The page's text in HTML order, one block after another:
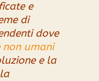
e
di
dove
umani
e la